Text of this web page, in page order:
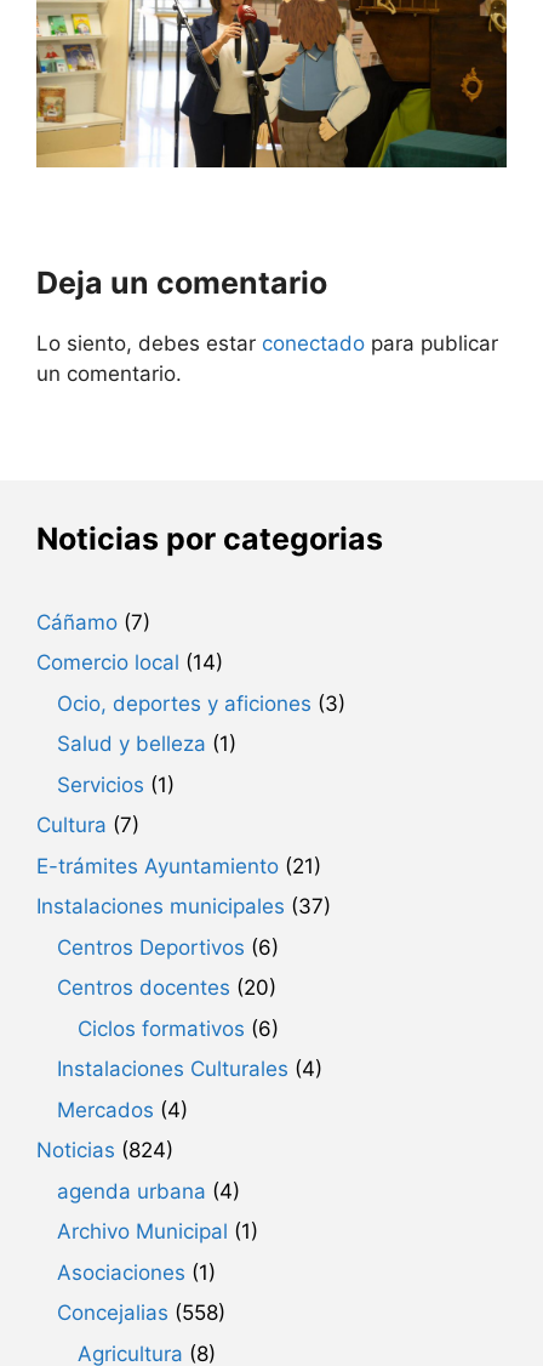
Deja un comentario
Lo siento, debes estar conectado para publicar
un comentario.
Noticias por categorias
Cáñamo (7)
Comercio local (14)
Ocio, deportes y aficiones (3)
Salud y belleza (1)
Servicios (1)
Cultura (7)
E-trámites Ayuntamiento (21)
Instalaciones municipales (37)
Centros Deportivos (6)
Centros docentes (20)
Ciclos formativos (6)
Instalaciones Culturales (4)
Mercados (4)
Noticias (824)
agenda urbana (4)
Archivo Municipal (1)
Asociaciones (1)
Concejalias (558)
Agricultura (8)